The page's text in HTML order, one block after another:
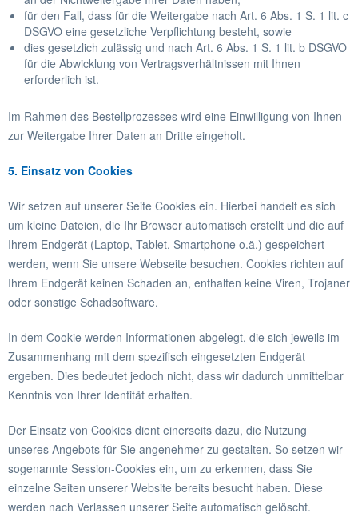
für den Fall, dass für die Weitergabe nach Art. 6 Abs. 1 S. 1 lit. c
DSGVO eine gesetzliche Verpflichtung besteht, sowie
dies gesetzlich zulässig und nach Art. 6 Abs. 1 S. 1 lit. b DSGVO
für die Abwicklung von Vertragsverhältnissen mit Ihnen
erforderlich ist.
Im Rahmen des Bestellprozesses wird eine Einwilligung von Ihnen
zur Weitergabe Ihrer Daten an Dritte eingeholt.
5. Einsatz von Cookies
Wir setzen auf unserer Seite Cookies ein. Hierbei handelt es sich
um kleine Dateien, die Ihr Browser automatisch erstellt und die auf
Ihrem Endgerät (Laptop, Tablet, Smartphone o.ä.) gespeichert
werden, wenn Sie unsere Webseite besuchen. Cookies richten auf
Ihrem Endgerät keinen Schaden an, enthalten keine Viren, Trojaner
oder sonstige Schadsoftware.
In dem Cookie werden Informationen abgelegt, die sich jeweils im
Zusammenhang mit dem spezifisch eingesetzten Endgerät
ergeben. Dies bedeutet jedoch nicht, dass wir dadurch unmittelbar
Kenntnis von Ihrer Identität erhalten.
Der Einsatz von Cookies dient einerseits dazu, die Nutzung
unseres Angebots für Sie angenehmer zu gestalten. So setzen wir
sogenannte Session-Cookies ein, um zu erkennen, dass Sie
einzelne Seiten unserer Website bereits besucht haben. Diese
werden nach Verlassen unserer Seite automatisch gelöscht.